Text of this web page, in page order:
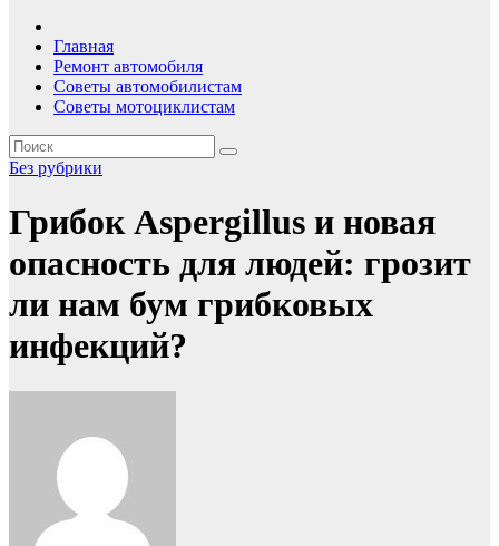
Главная
Ремонт автомобиля
Советы автомобилистам
Советы мотоциклистам
Без рубрики
Грибок Aspergillus и новая
опасность для людей: грозит
ли нам бум грибковых
инфекций?